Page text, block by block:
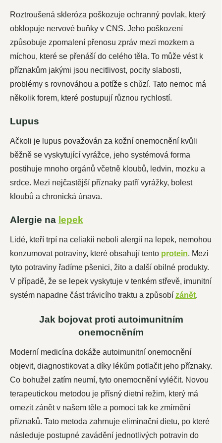
Roztroušená skleróza poškozuje ochranný povlak, který
obklopuje nervové buňky v CNS. Jeho poškození
způsobuje zpomalení přenosu zpráv mezi mozkem a
míchou, které se přenáší do celého těla. To může vést k
příznakům jakými jsou necitlivost, pocity slabosti,
problémy s rovnováhou a potíže s chůzí. Tato nemoc má
několik forem, které postupují různou rychlostí.
Lupus
Ačkoli je lupus považován za kožní onemocnění kvůli
běžně se vyskytující vyrážce, jeho systémová forma
postihuje mnoho orgánů včetně kloubů, ledvin, mozku a
srdce. Mezi nejčastější příznaky patří vyrážky, bolest
kloubů a chronická únava.
Alergie na lepek
Lidé, kteří trpí na celiakii neboli alergií na lepek, nemohou
konzumovat potraviny, které obsahují tento protein. Mezi
tyto potraviny řadíme pšenici, žito a další obilné produkty.
V případě, že se lepek vyskytuje v tenkém střevě, imunitní
systém napadne část trávicího traktu a způsobí zánět.
Jak bojovat proti autoimunitním
onemocněním
Moderní medicína dokáže autoimunitní onemocnění
objevit, diagnostikovat a díky lékům potlačit jeho příznaky.
Co bohužel zatím neumí, tyto onemocnění vyléčit. Novou
terapeutickou metodou je přísný dietní režim, který má
omezit zánět v našem těle a pomoci tak ke zmírnění
příznaků. Tato metoda zahrnuje eliminační dietu, po které
následuje postupné zavádění jednotlivých potravin do